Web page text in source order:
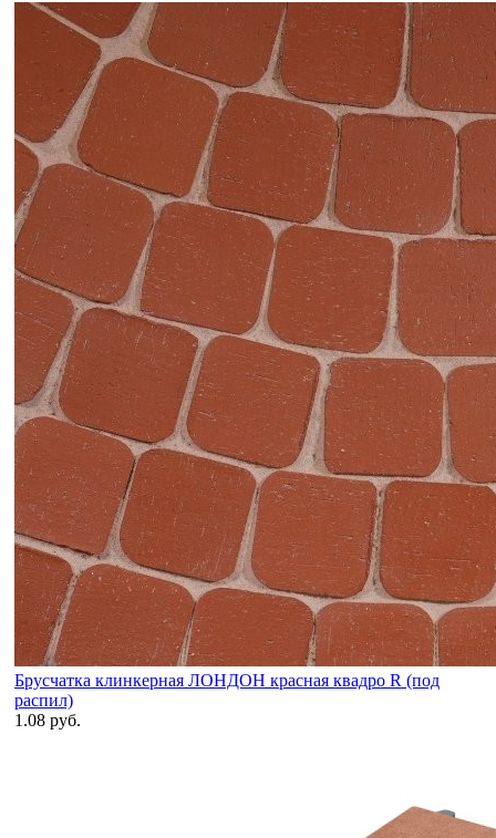
Брусчатка клинкерная ЛОНДОН красная квадро R (под
распил)
1.08 руб.